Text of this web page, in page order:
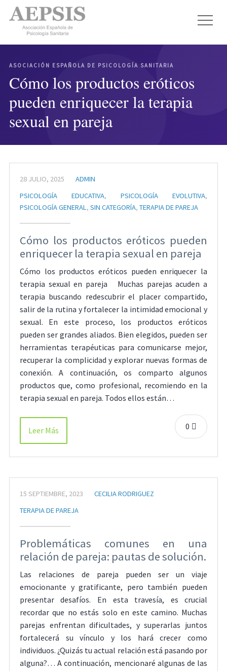
ASOCIACIÓN ESPAÑOLA DE PSICOLOGÍA SANITARIA
Cómo los productos eróticos
pueden enriquecer la terapia
sexual en pareja
28 JULIO, 2025
ADMIN
PSICOLOGÍA EDUCATIVA,PSICOLOGÍA EVOLUTIVA,
PSICOLOGÍA GENERAL, SIN CATEGORÍA, TERAPIA DE PAREJA
Cómo los productos eróticos pueden
enriquecer la terapia sexual en pareja
Cómo los productos eróticos pueden enriquecer la
terapia sexual en pareja Muchas parejas acuden a
terapia buscando redescubrir el placer compartido,
salir de la rutina y fortalecer la intimidad emocional y
sexual. En este proceso, los productos eróticos
pueden ser grandes aliados. Bien elegidos, pueden ser
herramientas terapéuticas para comunicarse mejor,
recuperar la complicidad y explorar nuevas formas de
conexión. A continuación, os comparto algunos
productos que, como profesional, recomiendo en la
terapia sexual en pareja. Todos ellos están…
0
Leer Más
15 SEPTIEMBRE, 2023
CECILIA RODRIGUEZ
TERAPIA DE PAREJA
Problemáticas comunes en una
relación de pareja: pautas de solución.
Las relaciones de pareja pueden ser un viaje
emocionante y gratificante, pero también pueden
presentar desafíos. En esta travesía, es crucial
recordar que no estás solo en este camino. Muchas
parejas enfrentan dificultades, y superarlas juntos
fortalecerá su vínculo y los hará crecer como
individuos. ¿Quizás tu actual relación está pasando por
alguna?… A continuación, mencionaré algunas de las